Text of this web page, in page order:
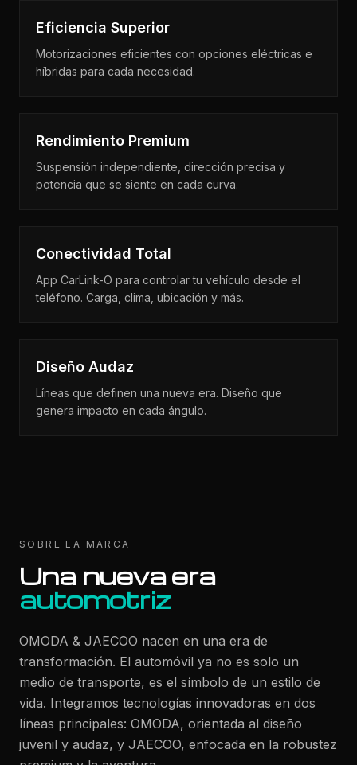
Eficiencia Superior
Motorizaciones eficientes con opciones eléctricas e
híbridas para cada necesidad.
Rendimiento Premium
Suspensión independiente, dirección precisa y
potencia que se siente en cada curva.
Conectividad Total
App CarLink-O para controlar tu vehículo desde el
teléfono. Carga, clima, ubicación y más.
Diseño Audaz
Líneas que definen una nueva era. Diseño que
genera impacto en cada ángulo.
SOBRE LA MARCA
Una nueva era
automotriz
OMODA & JAECOO nacen en una era de
transformación. El automóvil ya no es solo un
medio de transporte, es el símbolo de un estilo de
vida. Integramos tecnologías innovadoras en dos
líneas principales: OMODA, orientada al diseño
juvenil y audaz, y JAECOO, enfocada en la robustez